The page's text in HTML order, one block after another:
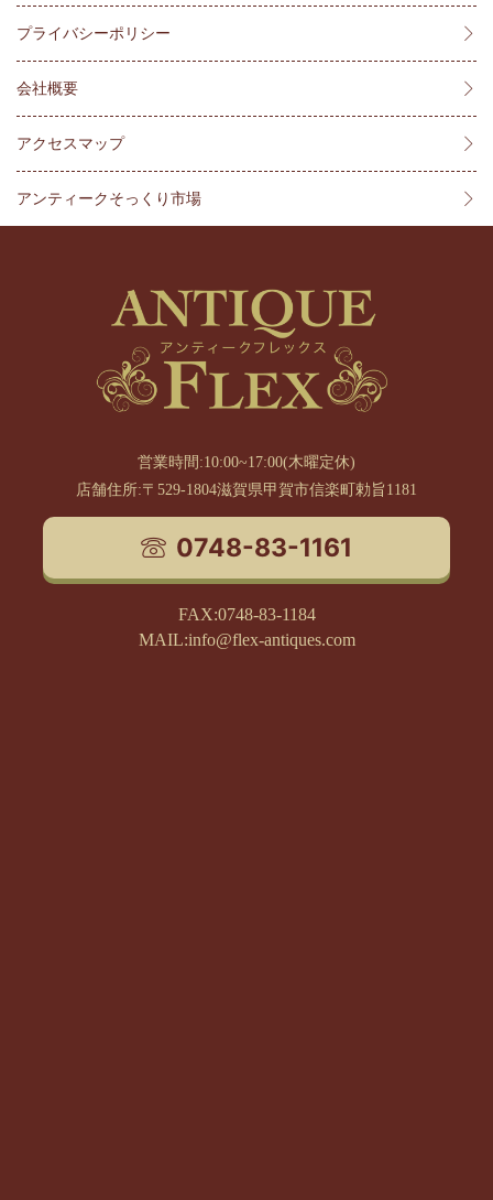
プライバシーポリシー
会社概要
アクセスマップ
アンティークそっくり市場
営業時間:10:00~17:00(木曜定休)
店舗住所:〒529-1804滋賀県甲賀市信楽町勅旨1181
0748-83-1161
FAX:0748-83-1184
MAIL:info@flex-antiques.com